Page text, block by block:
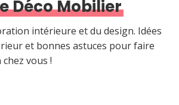
Déco Mobilier
intérieure et du design. Idées
et bonnes astuces pour faire
vous !